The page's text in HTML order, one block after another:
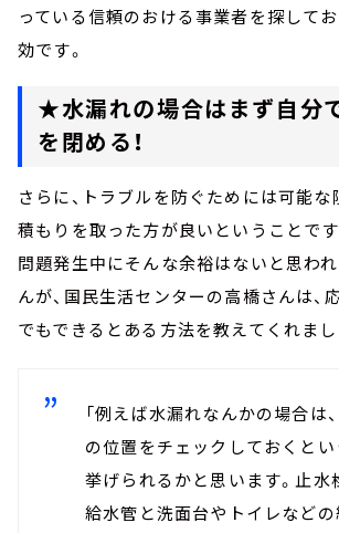
っている信頼のおける事業者を探して
効です。
★水漏れの場合はまず自分で
を閉める！
さらに、トラブルを防ぐためには可能
積もりを取った方が良いということで
問題発生中にそんな余裕はないと思わ
んが、国民生活センターの高橋さんは、
でもできるとある方法を教えてくれまし
「例えば水漏れなんかの場合は
の位置をチェックしておくと
挙げられるかと思います。止水
給水管と洗面台やトイレなど